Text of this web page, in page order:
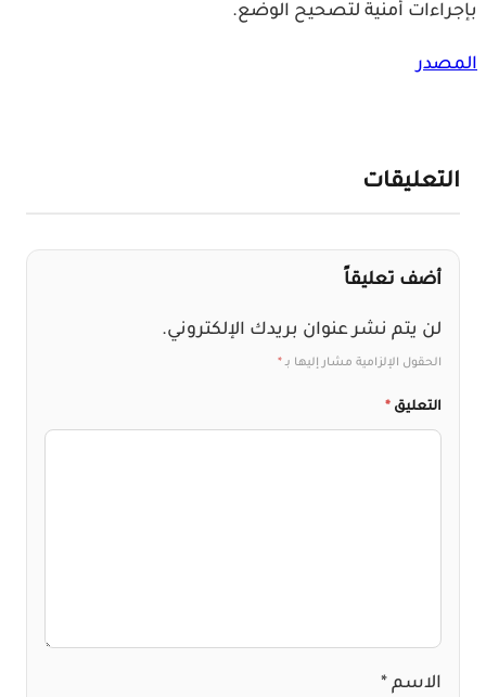
أمنية لتصحيح الوضع.
أضف تعليقاً
لن يتم نشر عنوان بريدك الإلكتروني.
الحقول الإلزامية مشار إليها بـ*
التعليق*
الاسم*